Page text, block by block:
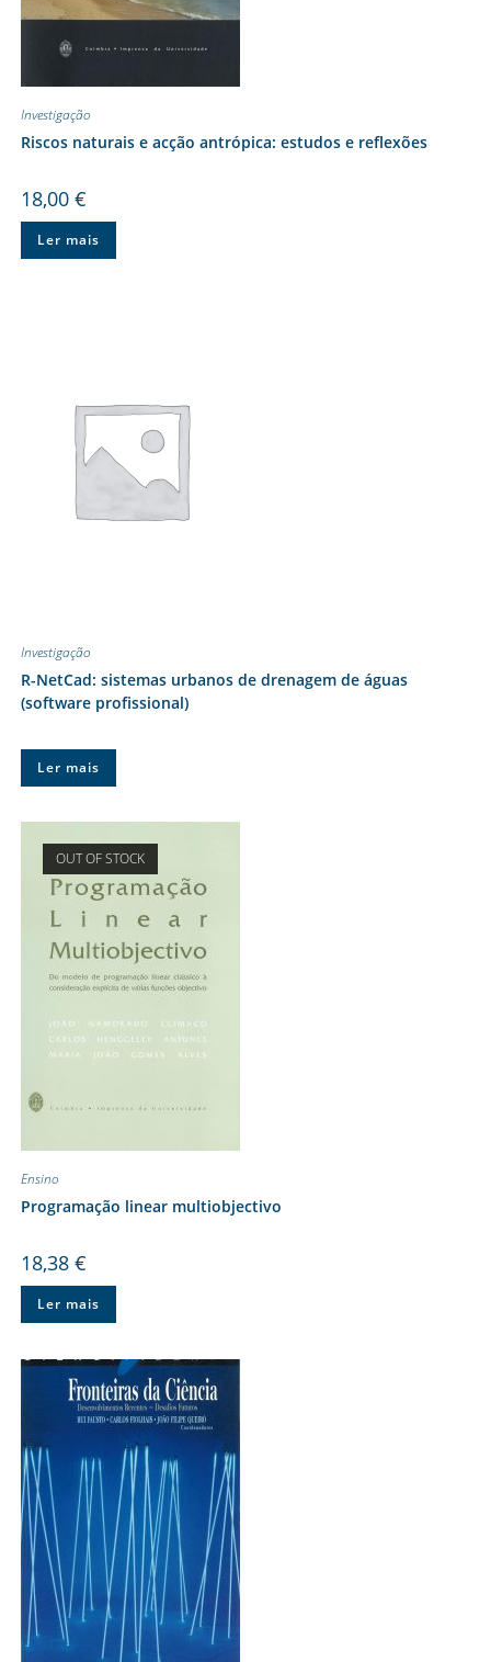
Investigação
Riscos naturais e acção antrópica: estudos e reflexões
18,00 €
Ler mais
Investigação
R-NetCad: sistemas urbanos de drenagem de águas
(software profissional)
Ler mais
OUT OF STOCK
Ensino
Programação linear multiobjectivo
18,38 €
Ler mais